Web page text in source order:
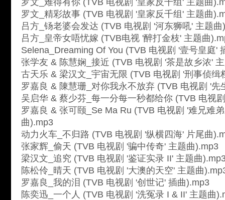
罗文_难得有你 (TVB 电视剧 '皇家反千组' 主题曲
罗文_精彩故事 (TVB 电视剧 '皇家反千组' 主题曲
吕方_钖老婆会发达 (TVB 电视剧 '河东狮吼' 主题曲
吕方_皇帝女唔忧嫁 (TVB电视 '醉打金枝' 主题曲
Selena_Dreaming Of You (TVB 电视剧 '壹号皇庭'
张学友 & 陈慧娴_接近 (TVB 电视剧 '茶是故乡浓'
古天乐 & 梁汉文_宇宙无限 (TVB 电视剧 '刑事侦缉
罗嘉良 & 陳慧珊_对你我永不放弃 (TVB 电视剧 '先
吴启华 & 蔡少芬_每一分每一秒都给你 (TVB 电视
罗嘉良 & 张可颐_Se Ma Ru (TVB 电视剧 '难兄难
曲).mp3
动力火车_不归路 (TVB 电视剧 '纵横四海' 片尾曲
张家辉_偷天 (TVB 电视剧 '骗中传奇' 主题曲).mp3
梁汉文_追究 (TVB 电视剧 '鉴证实录 II' 主题曲
陈松伶_晴天 (TVB 电视剧 '大澳的天空' 主题曲
罗嘉良_我的泪 (TVB 电视剧 '创世记' 插曲).mp3
陈奕迅_一个人 (TVB 电视剧 '洗冤录 I & II' 主题曲